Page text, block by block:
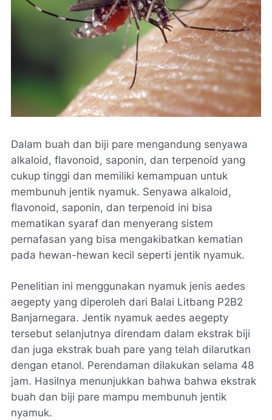
Dalam buah dan biji pare mengandung senyawa
alkaloid, flavonoid, saponin, dan terpenoid yang
cukup tinggi dan memiliki kemampuan untuk
membunuh jentik nyamuk. Senyawa alkaloid,
flavonoid, saponin, dan terpenoid ini bisa
mematikan syaraf dan menyerang sistem
pernafasan yang bisa mengakibatkan kematian
pada hewan-hewan kecil seperti jentik nyamuk.
Penelitian ini menggunakan nyamuk jenis aedes
aegepty yang diperoleh dari Balai Litbang P2B2
Banjarnegara. Jentik nyamuk aedes aegepty
tersebut selanjutnya direndam dalam ekstrak biji
dan juga ekstrak buah pare yang telah dilarutkan
dengan etanol. Perendaman dilakukan selama 48
jam. Hasilnya menunjukkan bahwa bahwa ekstrak
buah dan biji pare mampu membunuh jentik
nyamuk.